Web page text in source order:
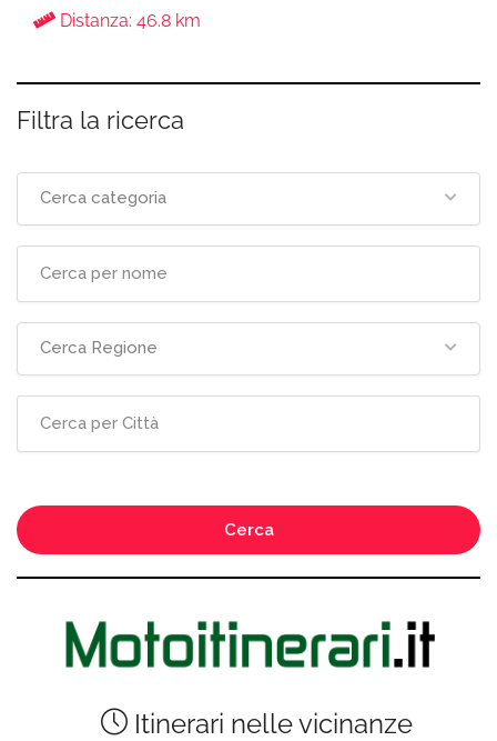
Distanza: 46.8 km
Filtra la ricerca
Cerca categoria
Cerca Regione
Cerca
Itinerari nelle vicinanze